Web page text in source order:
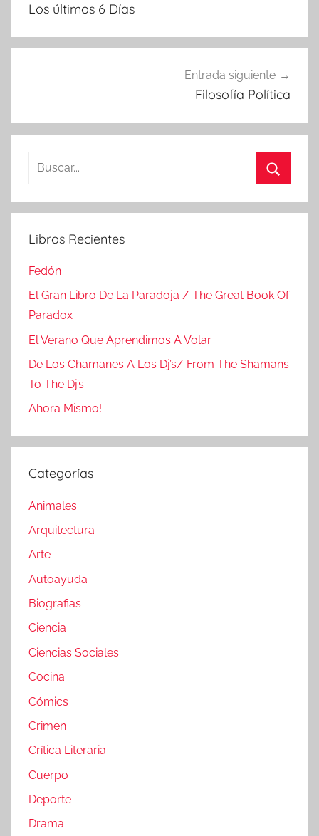
Los últimos 6 Días
Entrada siguiente
Filosofía Política
Buscar:
Libros Recientes
Fedón
El Gran Libro De La Paradoja / The Great Book Of
Paradox
El Verano Que Aprendimos A Volar
De Los Chamanes A Los Dj’s/ From The Shamans
To The Dj’s
Ahora Mismo!
Categorías
Animales
Arquitectura
Arte
Autoayuda
Biografias
Ciencia
Ciencias Sociales
Cocina
Cómics
Crimen
Crítica Literaria
Cuerpo
Deporte
Drama